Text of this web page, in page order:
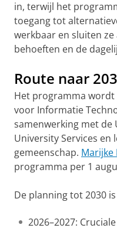
in, terwijl het
toegang tot
werkbaar en sluiten
behoeften en de
Route naar
Het programma
voor Informatie
samenwerking met
University Services en
gemeenschap. Marijke
programma per 1
De planning tot 2030
2026–2027: